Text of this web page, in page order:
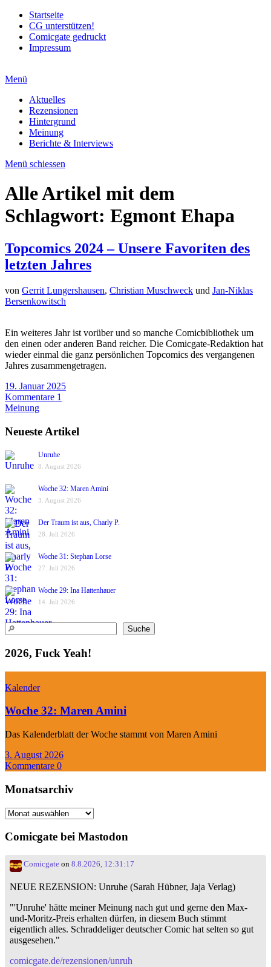
Startseite
CG unterstützen!
Comicgate gedruckt
Impressum
Menü
Aktuelles
Rezensionen
Hintergrund
Meinung
Berichte & Interviews
Menü schiessen
Alle Artikel mit dem
Schlagwort: Egmont Ehapa
Topcomics 2024 – Unsere Favoriten des
letzten Jahres
von Gerrit Lungershausen, Christian Muschweck und Jan-Niklas
Bersenkowitsch
Ein weiteres Jahr ist vorüber und so manche Comicbibliothek um
den einen oder anderen Band reicher. Die Comicgate-Redaktion hat
wieder einmal die ganz persönlichen Topcomics des vergangenen
Jahres zusammengetragen.
19. Januar 2025
Kommentare 1
Meinung
Neueste Artikel
Unruhe
8. August 2026
Woche 32: Maren Amini
3. August 2026
Der Traum ist aus, Charly P.
28. Juli 2026
Woche 31: Stephan Lorse
27. Juli 2026
Woche 29: Ina Hattenhauer
14. Juli 2026
Suchen Suche
2026, Fuck Yeah!
Kalender
Woche 32: Maren Amini
Das Kalenderblatt der Woche stammt von Maren Amini
3. August 2026
Kommentare 0
Monatsarchiv
Monatsarchiv
Comicgate bei Mastodon
Comicgate on 8.8.2026, 12:31:17
NEUE REZENSION: Unruhe (Sarah Hübner, Jaja Verlag)
"'Unruhe' hätte meiner Meinung nach gut und gerne den Max-
und-Moritz-Preis erhalten dürfen, in diesem Buch stimmt
eigentlich alles. Schraddeliger deutscher Comic hat selten so gut
ausgesehen."
comicgate.de/rezensionen/unruh